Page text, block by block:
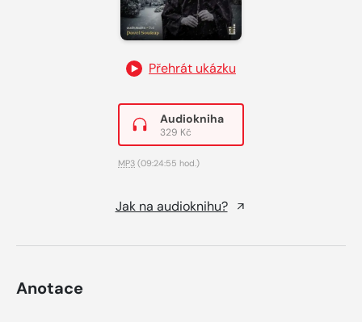
Přehrát ukázku
Audiokniha
329 Kč
MP3 (09:24:55 hod.)
Jak na audioknihu?
Anotace